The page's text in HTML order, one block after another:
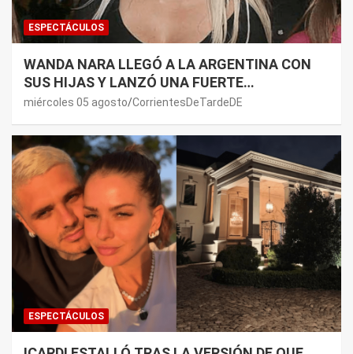
ESPECTÁCULOS
WANDA NARA LLEGÓ A LA ARGENTINA CON
SUS HIJAS Y LANZÓ UNA FUERTE
PREMONICIÓN SOBRE MAURO ICARDI
miércoles 05 agosto CorrientesDeTardeDE
ESPECTÁCULOS